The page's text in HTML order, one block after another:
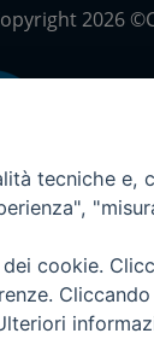
2026
tecniche e,
cookie.